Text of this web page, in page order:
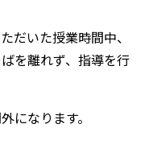
だいた授業時間中、
を離れず、指導を行
になります。